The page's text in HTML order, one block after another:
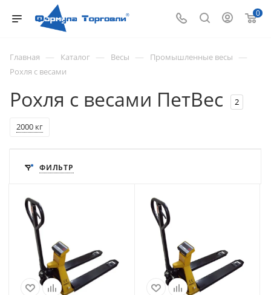
0
Главная — Каталог — Весы — Промышленные весы —
Рохля с весами
Рохля с весами ПетВес 2
2000 кг
ФИЛЬТР